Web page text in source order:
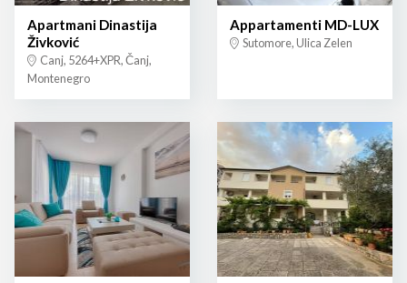
Apartmani Dinastija
Živković
Canj, 5264+XPR, Čanj,
Montenegro
Appartamenti MD-LUX
Sutomore, Ulica Zelen